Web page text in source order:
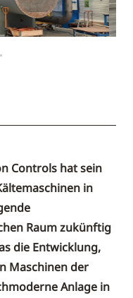
Controls hat sein
in
Raum zukünftig
die Entwicklung,
Maschinen der
Anlage in